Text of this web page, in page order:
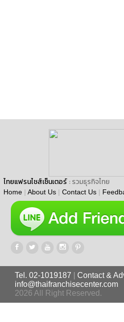
ไทยแฟรนไชส์เซ็นเตอร์ : รวมธุรกิจไทย
Home | About Us | Contact Us |
Tel. 02-1019187
Contact &
info@thaifranchisecenter.com
2026 All Right Reserved.